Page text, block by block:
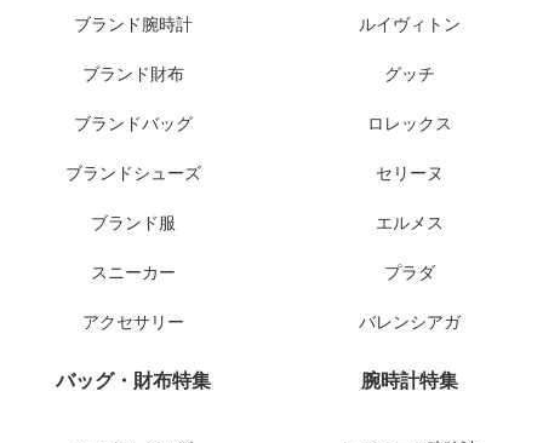
ブランド腕時計
ブランド財布
ブランドバッグ
ブランドシューズ
ブランド服
スニーカー
アクセサリー
ルイヴィトン
グッチ
ロレックス
セリーヌ
エルメス
プラダ
バレンシアガ
バッグ・財布特集 腕時計特集